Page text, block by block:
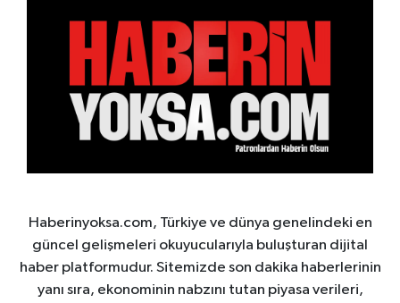
Haberinyoksa.com, Türkiye ve dünya genelindeki en
güncel gelişmeleri okuyucularıyla buluşturan dijital
haber platformudur. Sitemizde son dakika haberlerinin
yanı sıra, ekonominin nabzını tutan piyasa verileri,